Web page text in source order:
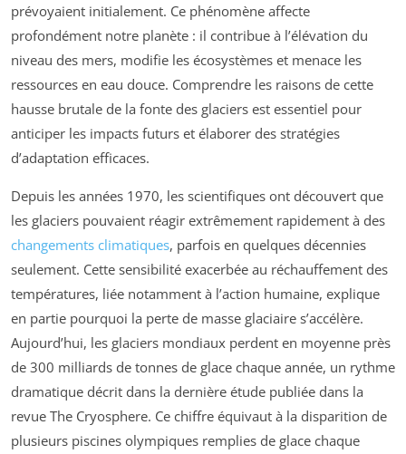
prévoyaient initialement. Ce phénomène affecte
profondément notre planète : il contribue à l’élévation du
niveau des mers, modifie les écosystèmes et menace les
ressources en eau douce. Comprendre les raisons de cette
hausse brutale de la fonte des glaciers est essentiel pour
anticiper les impacts futurs et élaborer des stratégies
d’adaptation efficaces.
Depuis les années 1970, les scientifiques ont découvert que
les glaciers pouvaient réagir extrêmement rapidement à des
changements climatiques, parfois en quelques décennies
seulement. Cette sensibilité exacerbée au réchauffement des
températures, liée notamment à l’action humaine, explique
en partie pourquoi la perte de masse glaciaire s’accélère.
Aujourd’hui, les glaciers mondiaux perdent en moyenne près
de 300 milliards de tonnes de glace chaque année, un rythme
dramatique décrit dans la dernière étude publiée dans la
revue The Cryosphere. Ce chiffre équivaut à la disparition de
plusieurs piscines olympiques remplies de glace chaque